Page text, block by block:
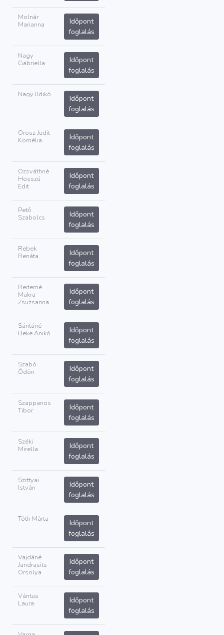
Molnár
Marianna
Időpont
foglalás
Nagy
Gabriella
Időpont
foglalás
Nagy Ildikó
Időpont
foglalás
Orosz Judit
Kornélia
Időpont
foglalás
Ozsváthné
Hosszú
Edit
Időpont
foglalás
Pető
Szabolcs
Időpont
foglalás
Rebek
Renáta
Időpont
foglalás
Reiterné
Makra
Zsuzsanna
Időpont
foglalás
Sántáné
Beke Anikó
Időpont
foglalás
Szabó
Ödön
Időpont
foglalás
Szappanos
Tibor
Időpont
foglalás
Széki
Mirella
Időpont
foglalás
Szittyai
István
Időpont
foglalás
Tóth Márta
Időpont
foglalás
Vajdáné
Jandrasits
Orsolya
Időpont
foglalás
Vántus
Laura
Időpont
foglalás